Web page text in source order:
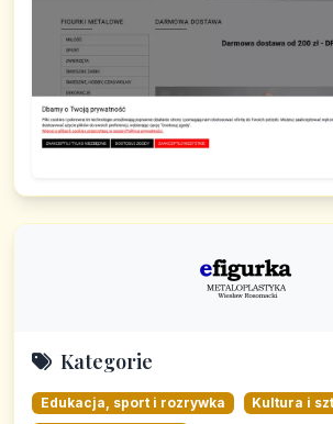
Kategorie
Edukacja, sport i rozrywka
Kultura i